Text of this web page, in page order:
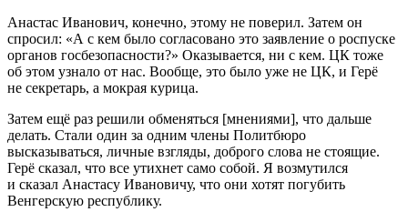
Анастас Иванович, конечно, этому не поверил. Затем он
спросил: «А с кем было согласовано это заявление о роспуске
органов госбезопасности?» Оказывается, ни с кем. ЦК тоже
об этом узнало от нас. Вообще, это было уже не ЦК, и Герё
не секретарь, а мокрая курица.
Затем ещё раз решили обменяться [мнениями], что дальше
делать. Стали один за одним члены Политбюро
высказываться, личные взгляды, доброго слова не стоящие.
Герё сказал, что все утихнет само собой. Я возмутился
и сказал Анастасу Ивановичу, что они хотят погубить
Венгерскую республику.